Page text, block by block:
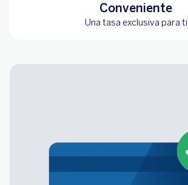
Conveniente
Una tasa exclusiva para ti